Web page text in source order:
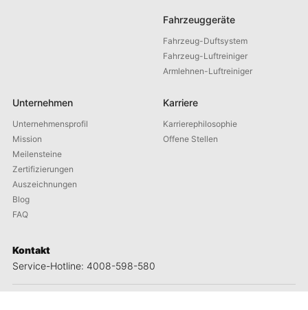
Fahrzeuggeräte
Fahrzeug-Duftsystem
Fahrzeug-Luftreiniger
Armlehnen-Luftreiniger
Unternehmen
Unternehmensprofil
Mission
Meilensteine
Zertifizierungen
Auszeichnungen
Blog
FAQ
Karriere
Karrierephilosophie
Offene Stellen
Kontakt
Service-Hotline: 4008-598-580